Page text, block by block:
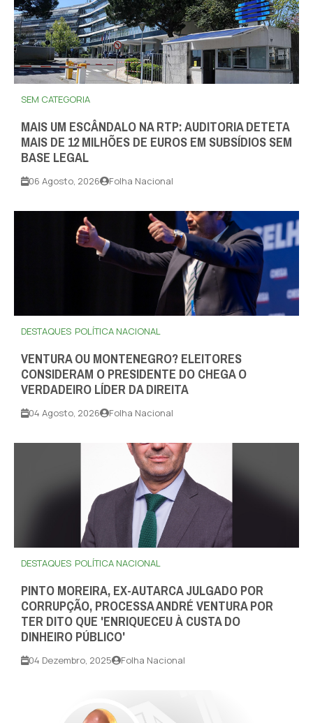
SEM CATEGORIA
MAIS UM ESCÂNDALO NA RTP: AUDITORIA DETETA
MAIS DE 12 MILHÕES DE EUROS EM SUBSÍDIOS SEM
BASE LEGAL
06 Agosto, 2026 Folha Nacional
DESTAQUES POLÍTICA NACIONAL
VENTURA OU MONTENEGRO? ELEITORES
CONSIDERAM O PRESIDENTE DO CHEGA O
VERDADEIRO LÍDER DA DIREITA
04 Agosto, 2026 Folha Nacional
DESTAQUES POLÍTICA NACIONAL
PINTO MOREIRA, EX-AUTARCA JULGADO POR
CORRUPÇÃO, PROCESSA ANDRÉ VENTURA POR
TER DITO QUE 'ENRIQUECEU À CUSTA DO
DINHEIRO PÚBLICO'
04 Dezembro, 2025 Folha Nacional